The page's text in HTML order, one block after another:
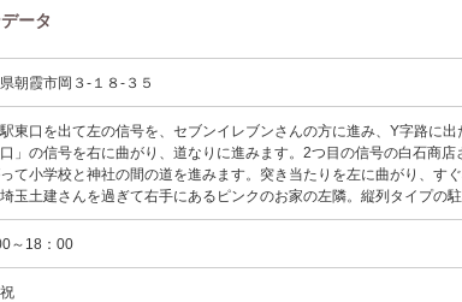
ータ
朝霞市岡３-１８-３５
東口を出て左の信号を、セブンイレブンさんの方に進み、Y字路に
」の信号を右に曲がり、道なりに進みます。2つ目の信号の白石商
て小学校と神社の間の道を進みます。突き当たりを左に曲がり、す
玉土建さんを過ぎて右手にあるピンクのお家の左隣。縦列タイプの
～18：00